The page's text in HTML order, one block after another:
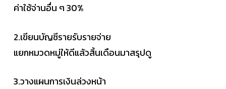
ค่าใช้จ่านอื่น ๆ 30%
2.เขียนบัญชีรายรับรายจ่าย
แยกหมวดหมู่ให้ดีแล้วสิ้นเดือนมาสรุปดู
3.วางแผนการเงินล่วงหน้า